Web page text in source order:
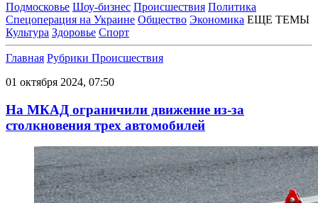
Подмосковье Шоу-бизнес Происшествия Политика
Спецоперация на Украине Общество Экономика ЕЩЕ ТЕМЫ
Культура Здоровье Спорт
Главная Рубрики Происшествия
01 октября 2024, 07:50
На МКАД ограничили движение из-за
столкновения трех автомобилей